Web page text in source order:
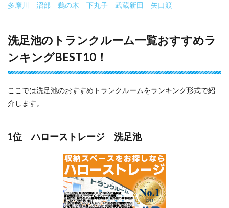
多摩川
沼部 鵜の木 下丸子 武蔵新田 矢口渡
洗足池のトランクルーム一覧おすすめラ
ンキングBEST10！
ここでは洗足池のおすすめトランクルームをランキング形式で紹
介します。
1位 ハローストレージ 洗足池